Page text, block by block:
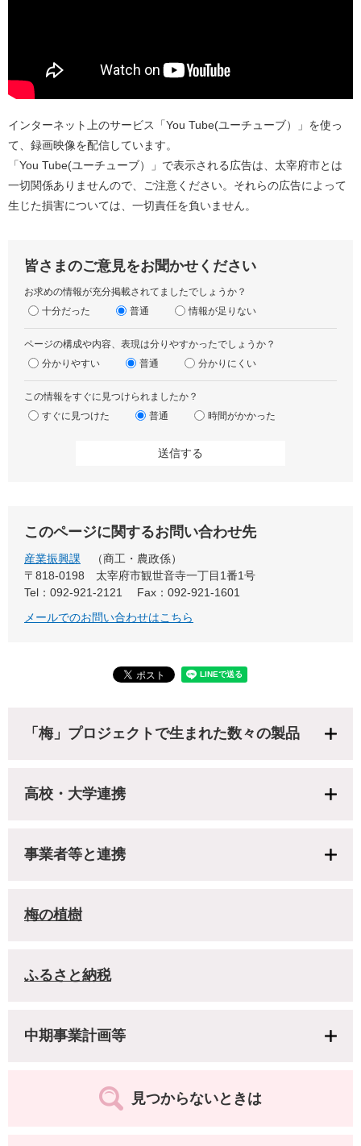
インターネット上のサービス「You Tube(ユーチューブ）」を使っ
て、録画映像を配信しています。
「You Tube(ユーチューブ）」で表示される広告は、太宰府市とは
一切関係ありませんので、ご注意ください。それらの広告によって
生じた損害については、一切責任を負いません。
皆さまのご意見をお聞かせください
お求めの情報が充分掲載されてましたでしょうか？
十分だった
普通 情報が足りない
ページの構成や内容、表現は分りやすかったでしょうか？
分かりやすい
普通 分かりにくい
この情報をすぐに見つけられましたか？
すぐに見つけた
普通 時間がかかった
このページに関するお問い合わせ先
産業振興課
商工・農政係
〒818-0198
太宰府市観世音寺一丁目1番1号
Tel：092-921-2121
Fax：092-921-1601
メールでのお問い合わせはこちら
「梅」プロジェクトで生まれた数々の製品
高校・大学連携
事業者等と連携
梅の植樹
ふるさと納税
中期事業計画等
見つからないときは